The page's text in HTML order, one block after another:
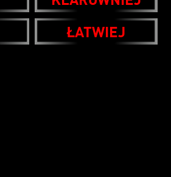
ŁATWIEJ